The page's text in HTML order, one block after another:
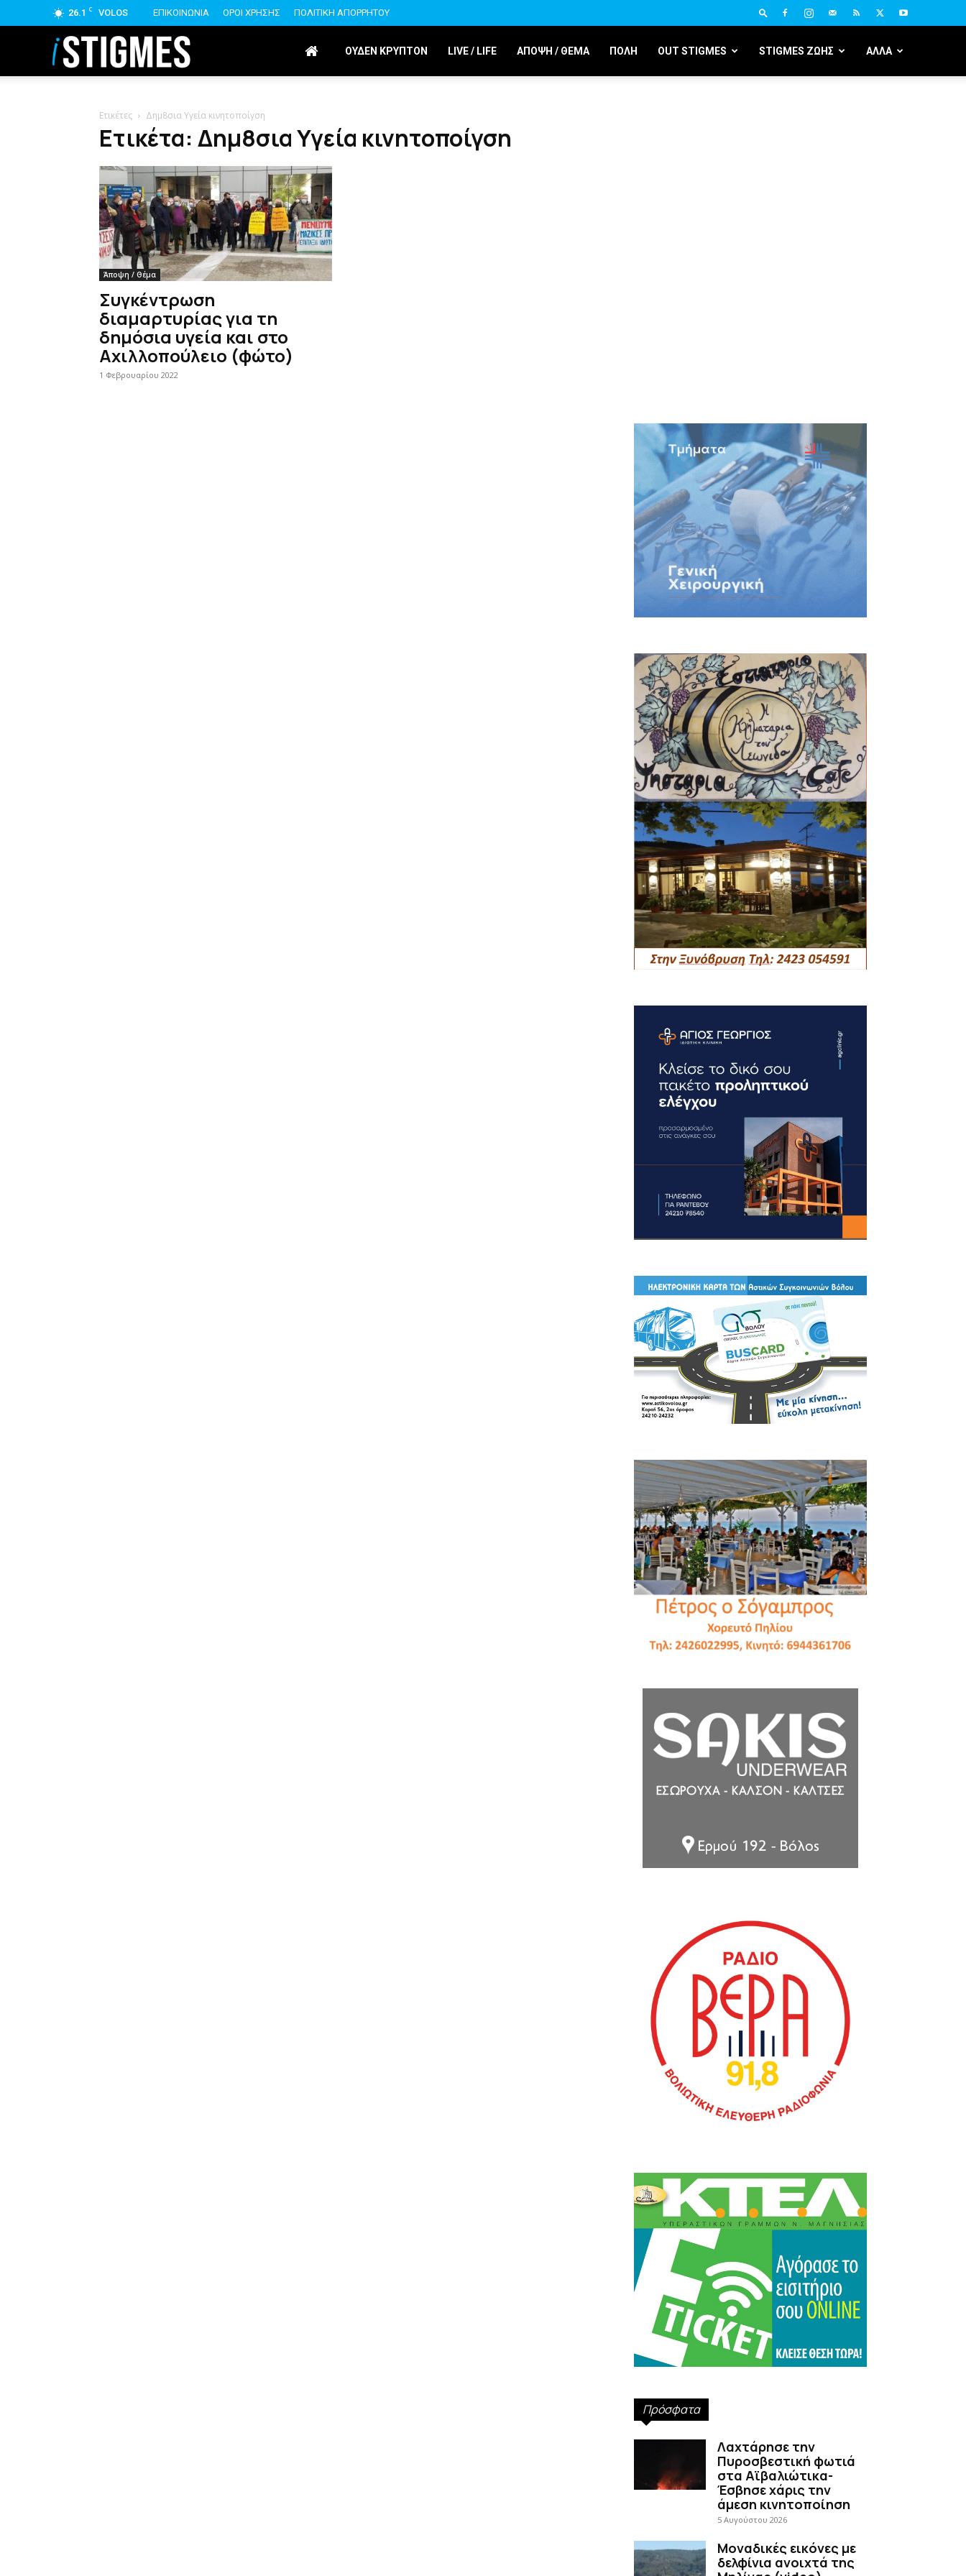
26.1 C VOLOS ΕΠΙΚΟΙΝΩΝΙΑ ΟΡΟΙ ΧΡΗΣΗΣ ΠΟΛΙΤΙΚΗ ΑΠΟΡΡΗΤΟΥ
istigmes ΟΥΔΕΝ ΚΡΥΠΤΟΝ LIVE / LIFE ΑΠΟΨΗ / ΘΕΜΑ ΠΟΛΗ OUT STIGMES STIGMES ΖΩΗΣ ΑΛΛΑ
Ετικέτες Δημ8σια Υγεία κινητοποίγση
Ετικέτα: Δημ8σια Υγεία κινητοποίγση
Άποψη / Θέμα
Συγκέντρωση
διαμαρτυρίας για τη
δημόσια υγεία και στο
Αχιλλοπούλειο (φώτο)
1 Φεβρουαρίου 2022
Πρόσφατα
Λαχτάρησε την
Πυροσβεστική φωτιά
στα Αϊβαλιώτικα-
Έσβησε χάρις την
άμεση κινητοποίηση
5 Αυγούστου 2026
Μοναδικές εικόνες με
δελφίνια ανοιχτά της